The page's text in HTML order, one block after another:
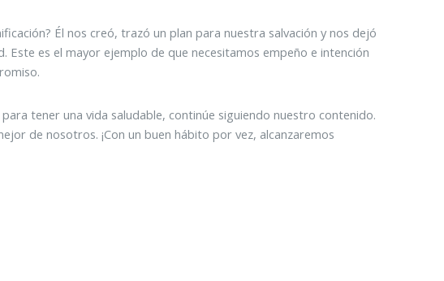
Él nos creó, trazó un plan para nuestra salvación y nos dejó
Este es el mayor ejemplo de que necesitamos empeño e intención
tener una vida saludable, continúe siguiendo nuestro contenido.
de nosotros. ¡Con un buen hábito por vez, alcanzaremos